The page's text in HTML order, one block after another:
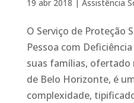
19 abr 2018 | Assistência
O Serviço de Proteção
Pessoa com
suas famílias, ofertado
de Belo Horizonte, é
complexidade,